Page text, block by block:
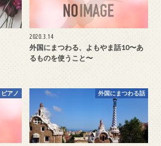
2020.3.14
外国にまつわる、よもやま話10〜あ
るものを使うこと〜
ピアノ 外国にまつわる話